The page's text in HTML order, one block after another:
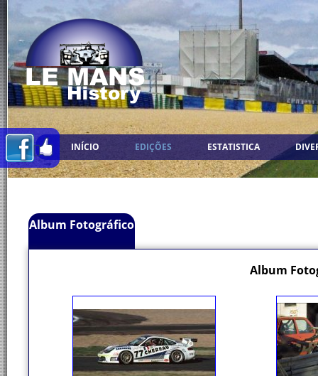
INÍCIO EDIÇÕES ESTATISTICA
Album Fotográfico
Album